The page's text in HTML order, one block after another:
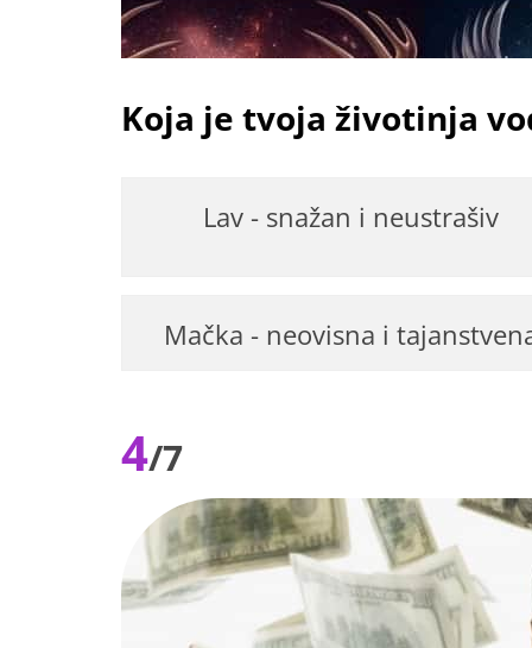
Koja je tvoja životinja
Lav - snažan i neustrašiv
Mačka - neovisna i
4/7